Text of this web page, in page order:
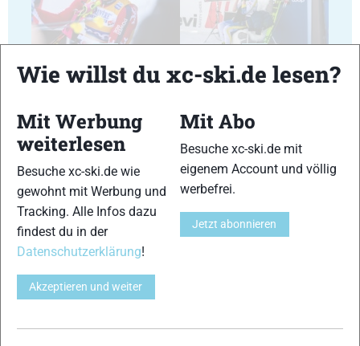
31 32
33
Wie willst du xc-ski.de lesen?
Mit Werbung
weiterlesen
Besuche xc-ski.de wie
gewohnt mit Werbung und
Tracking. Alle Infos dazu
findest du in der
Datenschutzerklärung!
Akzeptieren und weiter
Mit Abo
Besuche xc-ski.de mit
eigenem Account und völlig
werbefrei.
Jetzt abonnieren